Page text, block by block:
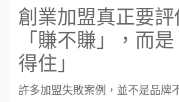
創業加盟真正要
「賺不賺」，而
得住」
許多加盟失敗案例，並不是品牌